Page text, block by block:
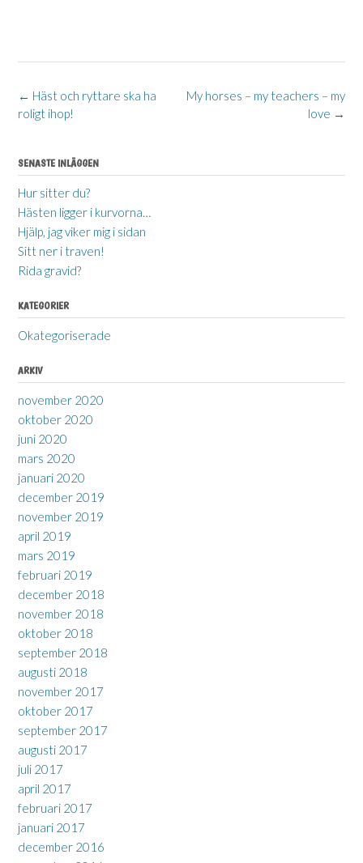
Post
My horses – my teachers – my
love →
← Häst och ryttare ska ha
roligt ihop!
SENASTE INLÄGGEN
Hur sitter du?
Hästen ligger i kurvorna…
Hjälp, jag viker mig i sidan
Sitt ner i traven!
Rida gravid?
KATEGORIER
Okategoriserade
ARKIV
november 2020
oktober 2020
juni 2020
mars 2020
januari 2020
december 2019
november 2019
april 2019
mars 2019
februari 2019
december 2018
november 2018
oktober 2018
september 2018
augusti 2018
november 2017
oktober 2017
september 2017
augusti 2017
juli 2017
april 2017
februari 2017
januari 2017
december 2016